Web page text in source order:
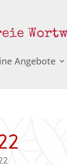
Angebote